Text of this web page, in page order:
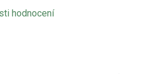
hodnocení